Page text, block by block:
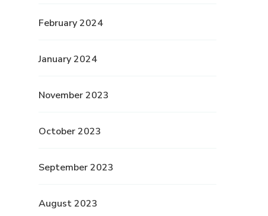
February 2024
January 2024
November 2023
October 2023
September 2023
August 2023